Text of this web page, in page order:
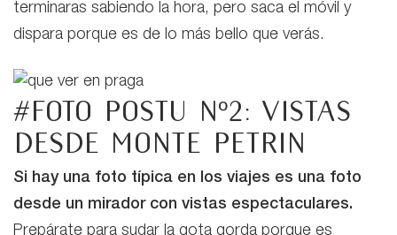
terminaras sabiendo la hora, pero saca el móvil y
dispara porque es de lo más bello que verás.
#Foto postu nº2: vistas
desde monte Petrin
Si hay una foto típica en los viajes es una foto
desde un mirador con vistas espectaculares.
Prepárate para sudar la gota gorda porque es